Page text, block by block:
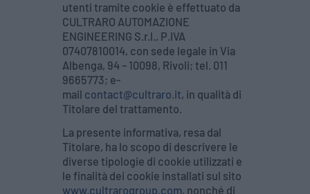
utenti tramite cookie è effettuato da
CULTRARO AUTOMAZIONE
ENGINEERING S.r.l., P.IVA
07407810014, con sede legale in Via
Albenga, 94 – 10098, Rivoli; tel. 011
9665773; e-
mail contact@cultraro.it, in qualità di
Titolare del trattamento.
La presente informativa, resa dal
Titolare, ha lo scopo di descrivere le
diverse tipologie di cookie utilizzati e
le finalità dei cookie installati sul sito
www.cultrarogroup.com, nonché di